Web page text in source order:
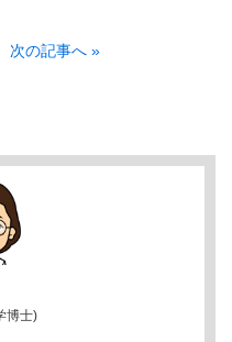
次の記事へ »
博士)